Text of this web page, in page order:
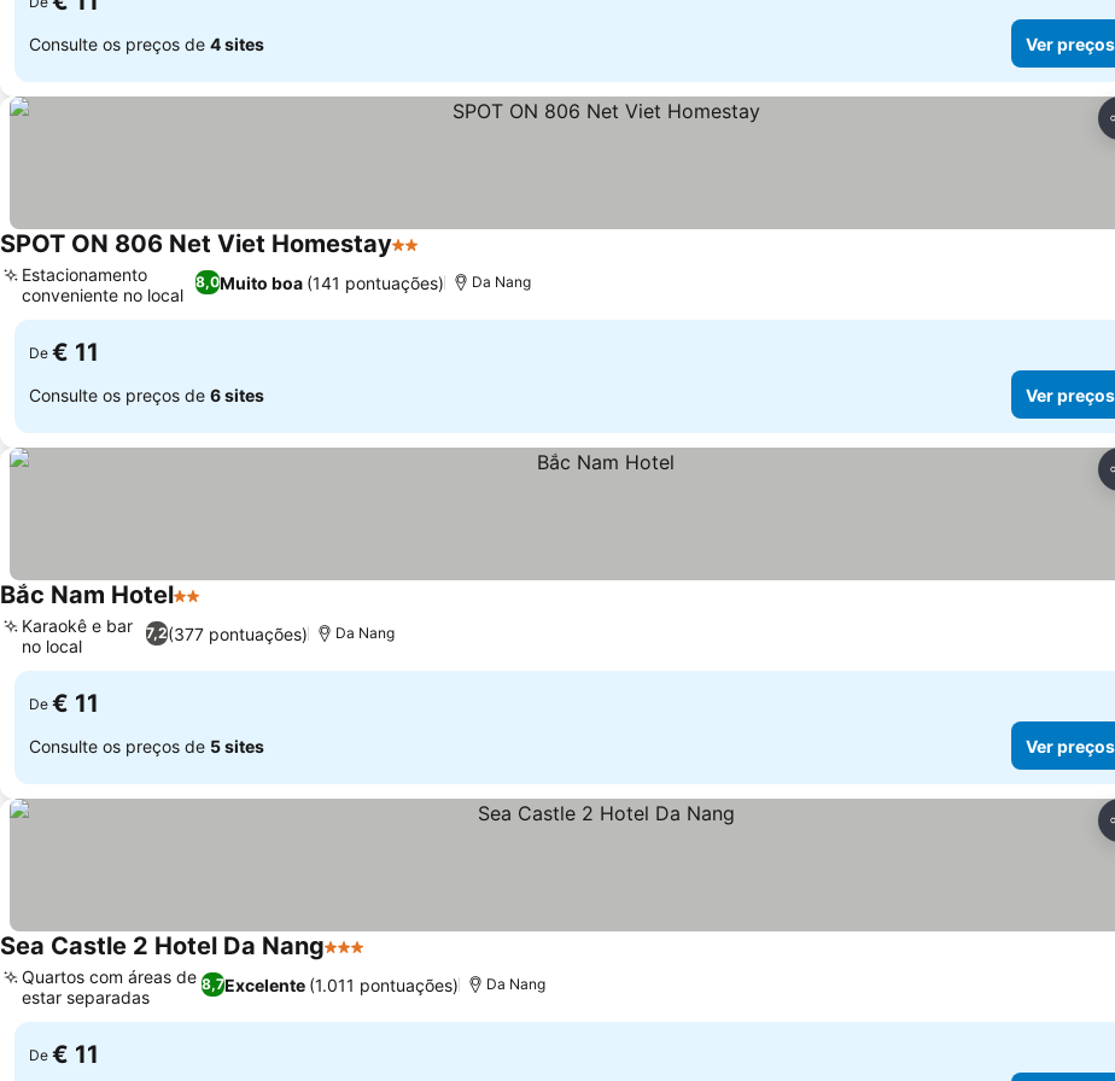
Consulte os preços de 4 sites Ver preços
SPOT ON 806 Net Viet Homestay2 Estrelas
8,0Muito boa (141 pontuações)
Estacionamento
conveniente no local
Da Nang
De € 11
Consulte os preços de 6 sites Ver preços
Bắc Nam Hotel2 Estrelas
7,2(377 pontuações)
Karaokê e bar
no local
Da Nang
De € 11
Consulte os preços de 5 sites Ver preços
Sea Castle 2 Hotel Da Nang3 Estrelas
8,7Excelente (1.011 pontuações)
Quartos com áreas de
estar separadas
Da Nang
De € 11